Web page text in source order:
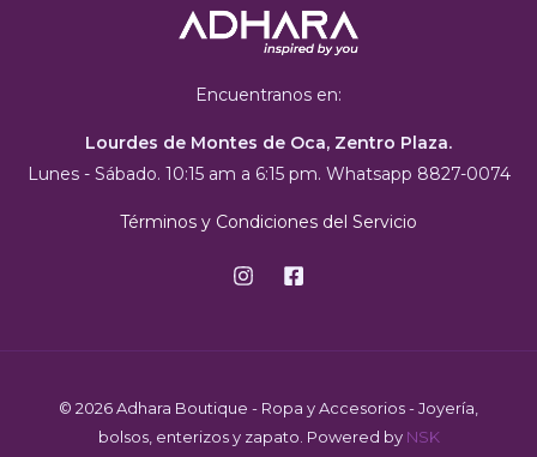
Encuentranos en:
Lourdes de Montes de Oca, Zentro Plaza.
Lunes - Sábado. 10:15 am a 6:15 pm. Whatsapp 8827-0074
Términos y Condiciones del Servicio
© 2026 Adhara Boutique - Ropa y Accesorios - Joyería,
bolsos, enterizos y zapato. Powered by NSK